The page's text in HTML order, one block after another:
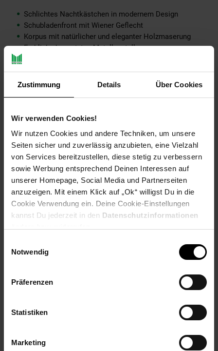
Zustimmung Details Über Cookies
Wir verwenden Cookies!
Wir nutzen Cookies und andere Techniken, um unsere
Seiten sicher und zuverlässig anzubieten, eine Vielzahl
von Services bereitzustellen, diese stetig zu verbessern
sowie Werbung entsprechend Deinen Interessen auf
unserer Homepage, Social Media und Partnerseiten
anzuzeigen. Mit einem Klick auf „Ok“ willigst Du in die
Cookie Verwendung ein. Deine Cookie-Einstellungen
kannst Du jederzeit in den Datenschutzinformationen
Notwendig
Präferenzen
Statistiken
Marketing
Schlichtes Nachtkästchen in modernem Design
Schubladenfront mit Wiener Geflecht
Korpus mit natürlicher und eleganter Holzmaserung
Farblich abgesetztes Metallgestell
Breite: 50 cm
Höhe: 60 cm
Innenmaße Schublade (BxHxT): 43 x 15,5 x 23,5 cm
Holzstärke: ca. 1,5 cm
Bodenfreiheit: ca. 40 cm
Farbe
Korpus und Schubladenfront: warmes Hellbraun
Gestell und Griff: Schwarz
Besonderheiten
Da es sich um ein Naturprodukt handelt, kann es zu
Schublade ist durch einen Drehstopper komplett
herausnehmbar
Aufgrund der Größe ist das Nachtkästchen ideal für
Empfohlene Maximalbelastbarkeit der Schublade: 5 kg //
Ablagefläche: 10 kg